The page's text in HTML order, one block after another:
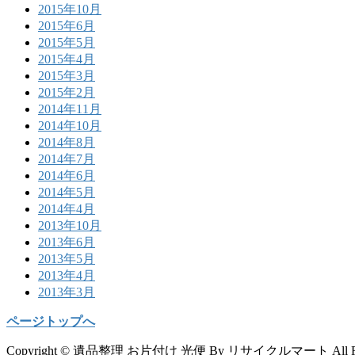
2015年10月
2015年6月
2015年5月
2015年4月
2015年3月
2015年2月
2014年11月
2014年10月
2014年8月
2014年7月
2014年6月
2014年5月
2014年4月
2013年10月
2013年6月
2013年5月
2013年4月
2013年3月
ページトップへ
Copyright © 遺品整理 お片付け 光便 By リサイクルマート All